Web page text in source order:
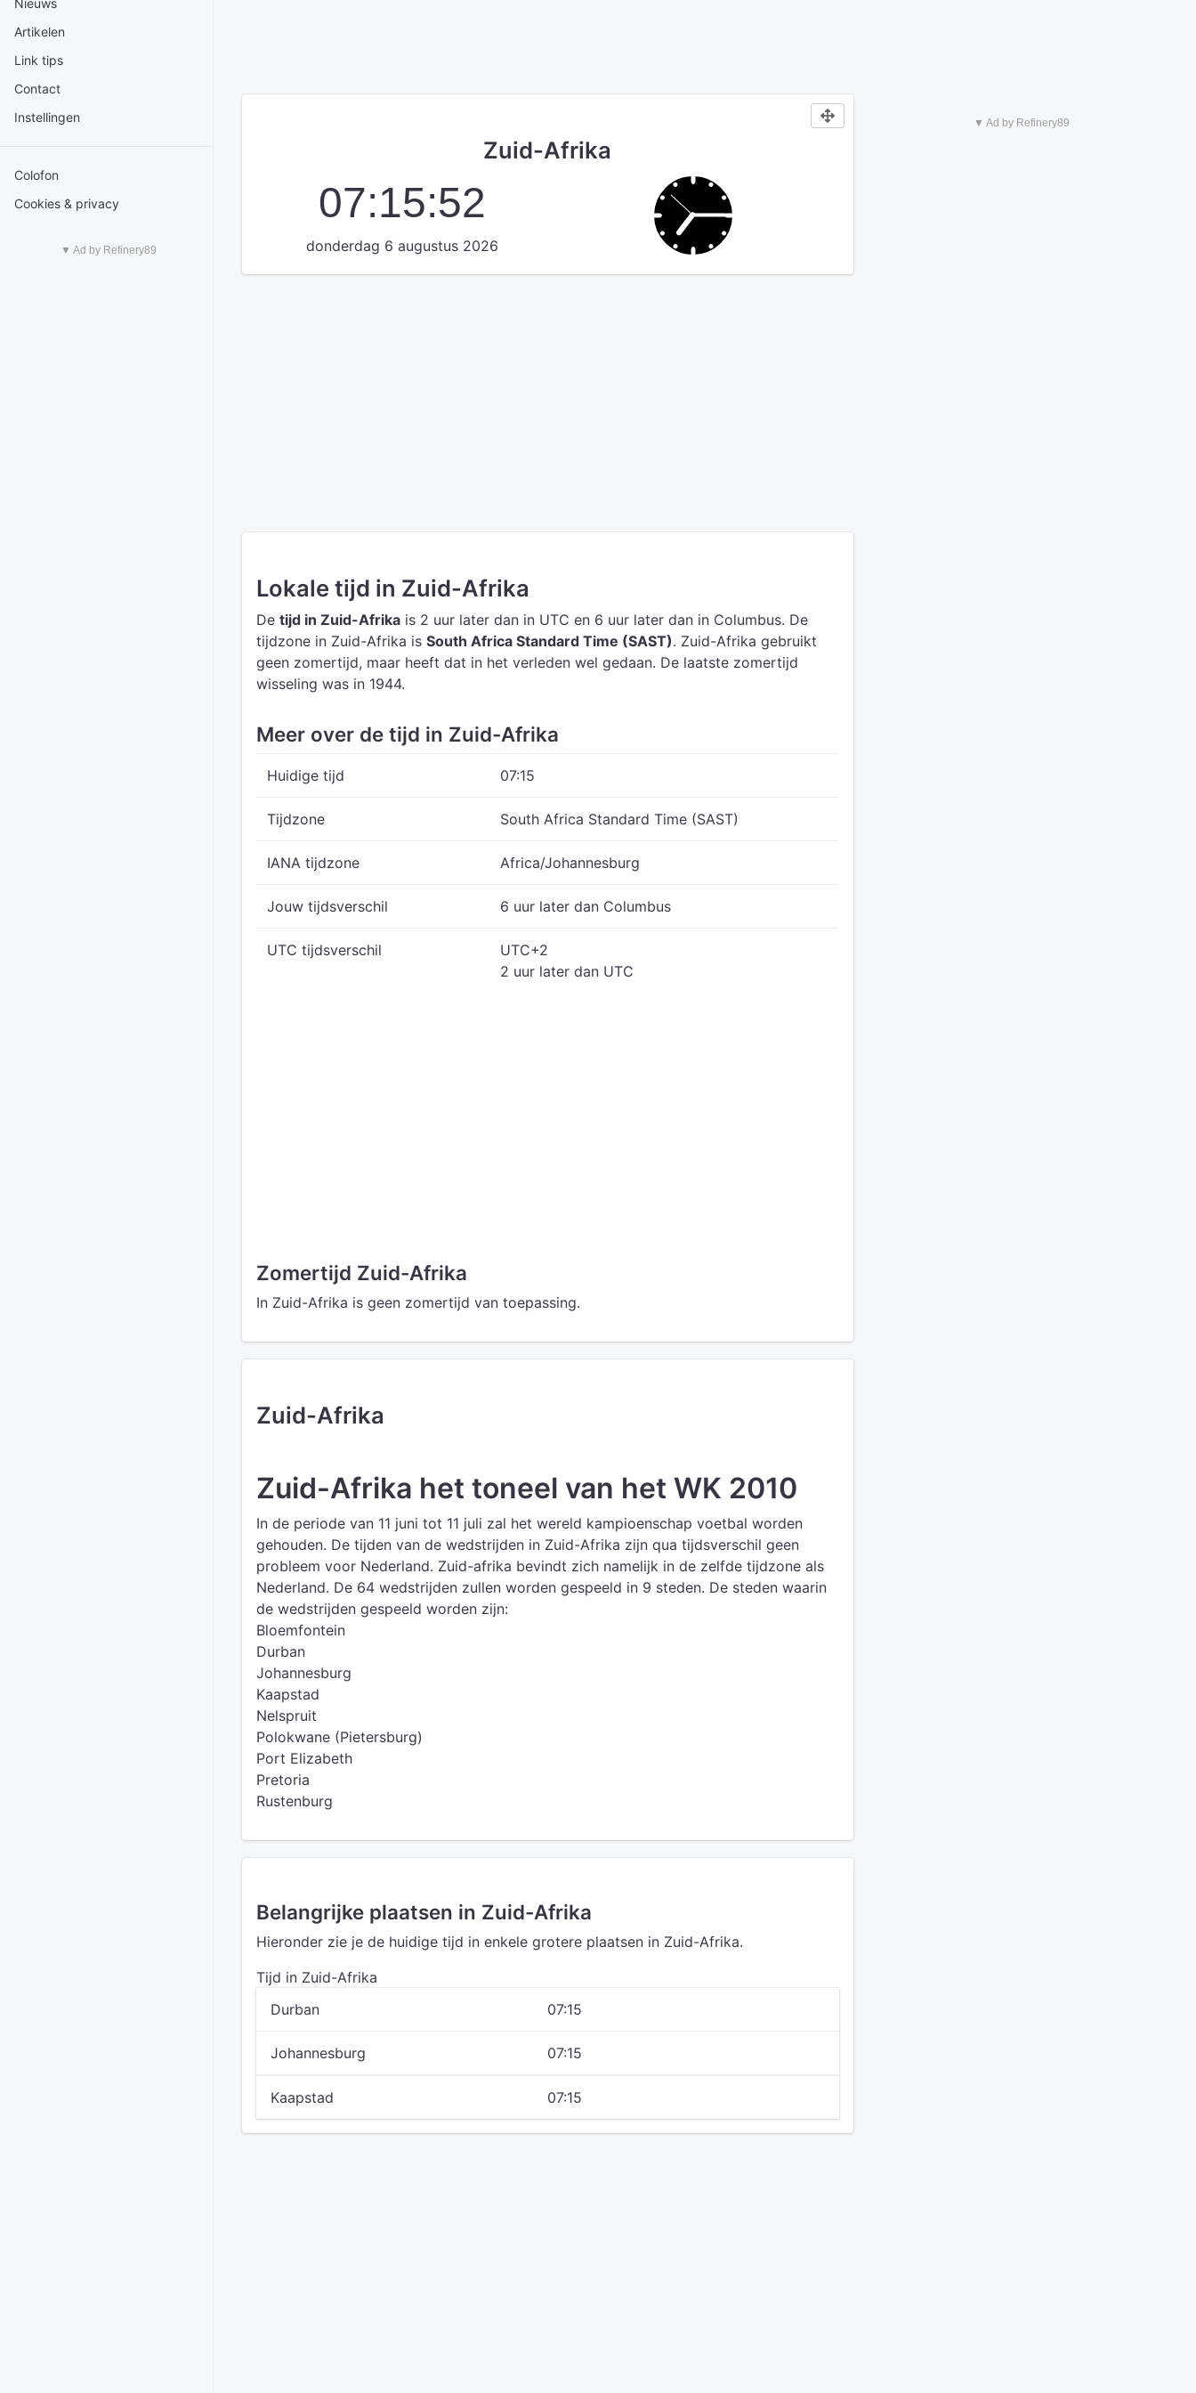
Nieuws
Artikelen
Link tips
Contact
Instellingen
Colofon
Cookies & privacy
▼ Ad by Refinery89
Zuid-Afrika
07:15:52
donderdag 6 augustus 2026
Lokale tijd in Zuid-Afrika
De tijd in Zuid-Afrika is 2 uur later dan in UTC en 6 uur later dan in Columbus. De
tijdzone in Zuid-Afrika is South Africa Standard Time (SAST). Zuid-Afrika gebruikt
geen zomertijd, maar heeft dat in het verleden wel gedaan. De laatste zomertijd
wisseling was in 1944.
Meer over de tijd in Zuid-Afrika
Huidige tijd 07:15
Tijdzone South Africa Standard Time (SAST)
IANA tijdzone Africa/Johannesburg
Jouw tijdsverschil 6 uur later dan Columbus
UTC tijdsverschil
UTC+2
2 uur later dan UTC
Zomertijd Zuid-Afrika
In Zuid-Afrika is geen zomertijd van toepassing.
Zuid-Afrika
Zuid-Afrika het toneel van het WK 2010
In de periode van 11 juni tot 11 juli zal het wereld kampioenschap voetbal worden
gehouden. De tijden van de wedstrijden in Zuid-Afrika zijn qua tijdsverschil geen
probleem voor Nederland. Zuid-afrika bevindt zich namelijk in de zelfde tijdzone als
Nederland. De 64 wedstrijden zullen worden gespeeld in 9 steden. De steden waarin
de wedstrijden gespeeld worden zijn:
Bloemfontein
Durban
Johannesburg
Kaapstad
Nelspruit
Polokwane (Pietersburg)
Port Elizabeth
Pretoria
Rustenburg
Belangrijke plaatsen in Zuid-Afrika
Hieronder zie je de huidige tijd in enkele grotere plaatsen in Zuid-Afrika.
Tijd in Zuid-Afrika
Durban
07:15
Johannesburg 07:15
Kaapstad 07:15
▼ Ad by Refinery89